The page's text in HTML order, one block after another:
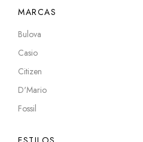
MARCAS
Bulova
Casio
Citizen
D'Mario
Fossil